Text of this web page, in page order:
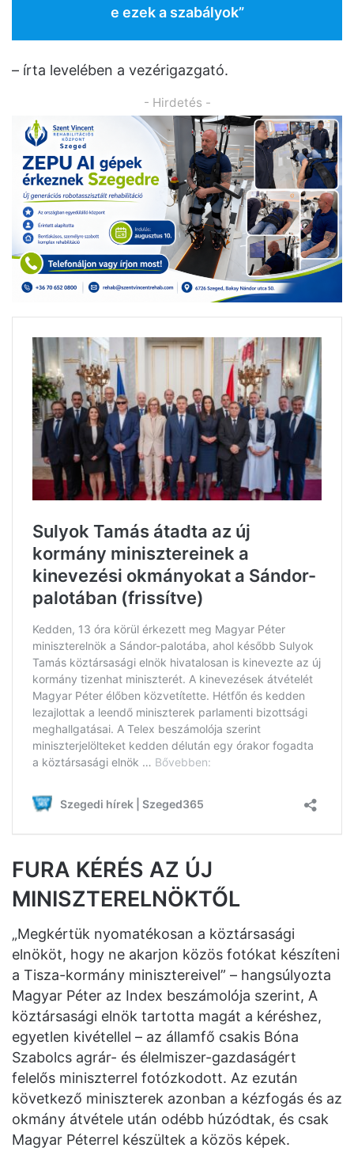
e ezek a szabályok”
– írta levelében a vezérigazgató.
- Hirdetés -
FURA KÉRÉS AZ ÚJ
MINISZTERELNÖKTŐL
„Megkértük nyomatékosan a köztársasági
elnököt, hogy ne akarjon közös fotókat készíteni
a Tisza-kormány minisztereivel” – hangsúlyozta
Magyar Péter az Index beszámolója szerint, A
köztársasági elnök tartotta magát a kéréshez,
egyetlen kivétellel – az államfő csakis Bóna
Szabolcs agrár- és élelmiszer-gazdaságért
felelős miniszterrel fotózkodott. Az ezután
következő miniszterek azonban a kézfogás és az
okmány átvétele után odébb húzódtak, és csak
Magyar Péterrel készültek a közös képek.